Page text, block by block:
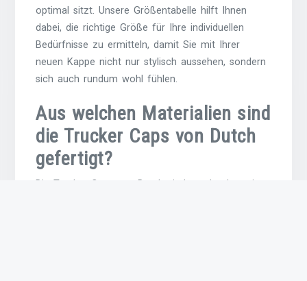
optimal sitzt. Unsere Größentabelle hilft Ihnen
dabei, die richtige Größe für Ihre individuellen
Bedürfnisse zu ermitteln, damit Sie mit Ihrer
neuen Kappe nicht nur stylisch aussehen, sondern
sich auch rundum wohl fühlen.
Aus welchen Materialien sind
die Trucker Caps von Dutch
gefertigt?
Die Trucker Caps von Dutch sind aus hochwertigen